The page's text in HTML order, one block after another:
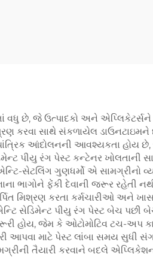
વધુ છે, જે ઉત્પાદકો અને
કરવા સાથે સંકળાયેલ
આંદોલનની આવશ્યકતા હોય
પીયુ રંગ પેસ્ટ કન્ટેનર ખોલતાની
સેટલિંગ ગુણધર્મો એ
ભાગોને ફેંકી દેવાની જરૂર રહેતી
મિશ્રણ કરતા કર્મચારીઓ અને
સેડિમેન્ટ પીયુ રંગ પેસ્ટ બેચ
હોય, જેમ કે ઓટોમોટિવ ટચ-અપ
આપવા માટે પેસ્ટ લાંબા સમય સુધી
તૈયારી કરવાને બદલે